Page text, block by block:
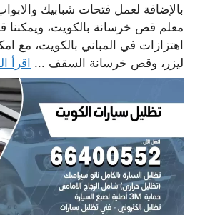
بالإضافة لعمل فتحات شبابيك
معلم قص خرسانة بالكويت،
اهتزازات في المباني بالكويت، مع
ليزر، وقص خرسانة السقف ... اقرأ